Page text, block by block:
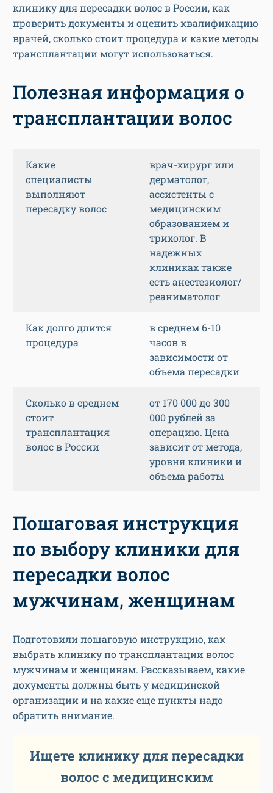
клинику для пересадки волос в России, как
проверить документы и оценить квалификацию
врачей, сколько стоит процедура и какие методы
трансплантации могут использоваться.
Полезная информация о
трансплантации волос
Какие
специалисты
выполняют
пересадку волос
врач-хирург или
дерматолог,
ассистенты с
медицинским
образованием и
трихолог. В
надежных
клиниках также
есть анестезиолог/
реаниматолог
Как долго длится
процедура
в среднем 6-10
часов в
зависимости от
объема пересадки
Сколько в среднем
стоит
трансплантация
волос в России
от 170 000 до 300
000 рублей за
операцию. Цена
зависит от метода,
уровня клиники и
объема работы
Пошаговая инструкция
по выбору клиники для
пересадки волос
мужчинам, женщинам
Подготовили пошаговую инструкцию, как
выбрать клинику по трансплантации волос
мужчинам и женщинам. Рассказываем, какие
документы должны быть у медицинской
организации и на какие еще пункты надо
обратить внимание.
Ищете клинику для пересадки
волос с медицинским